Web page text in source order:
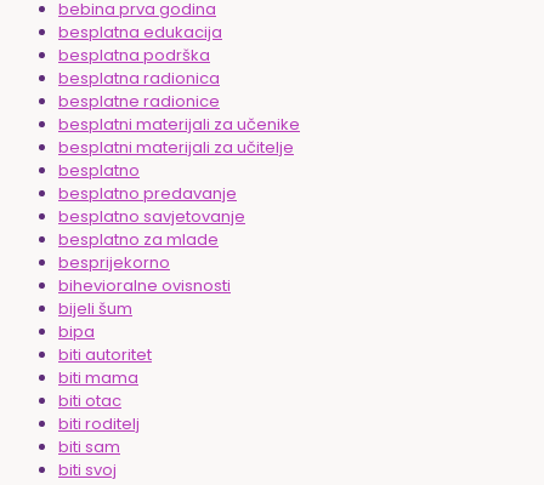
bebina prva godina
besplatna edukacija
besplatna podrška
besplatna radionica
besplatne radionice
besplatni materijali za učenike
besplatni materijali za učitelje
besplatno
besplatno predavanje
besplatno savjetovanje
besplatno za mlade
besprijekorno
bihevioralne ovisnosti
bijeli šum
bipa
biti autoritet
biti mama
biti otac
biti roditelj
biti sam
biti svoj